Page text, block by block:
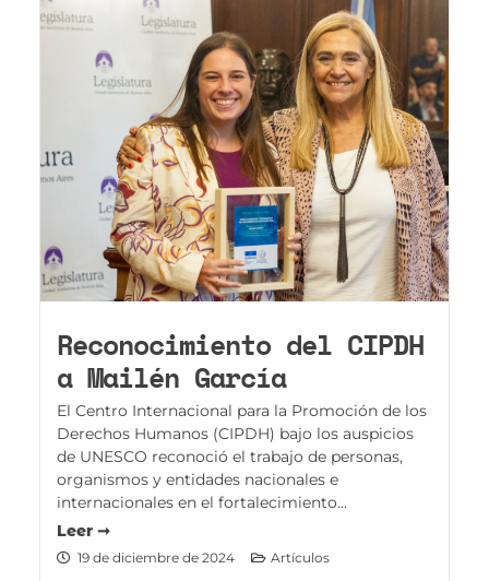
Reconocimiento del CIPDH
a Mailén García
El Centro Internacional para la Promoción de los
Derechos Humanos (CIPDH) bajo los auspicios
de UNESCO reconoció el trabajo de personas,
organismos y entidades nacionales e
internacionales en el fortalecimiento...
Leer ➞
19 de diciembre de 2024 Artículos